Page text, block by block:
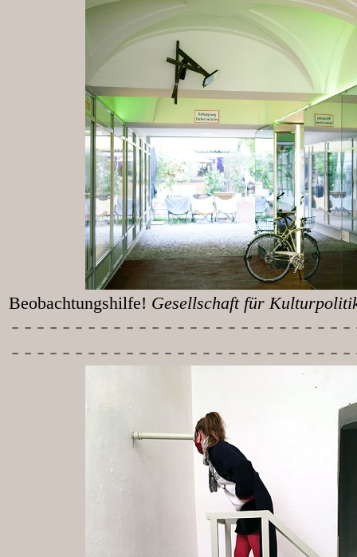
Beobachtungshilfe! Gesellschaft für
-----------